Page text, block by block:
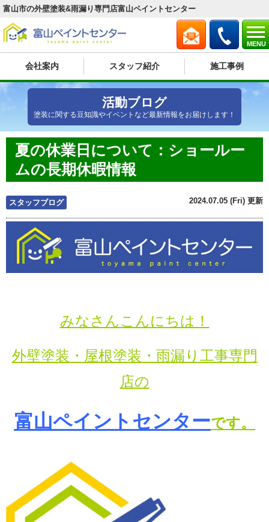
MENU
富山市の外壁塗装&雨漏り専門店富山ペイントセンター
会社案内 スタッフ紹介 施工事例
活動ブログ
塗装に関する豆知識やイベントなど最新情報をお届けします！
夏の休業日について：ショールー
ムの長期休暇情報
スタッフブログ 2024.07.05 (Fri) 更新
みなさんこんにちは！
外壁塗装・屋根塗装・雨漏り工事専門
店の
富山ペイントセンターです。